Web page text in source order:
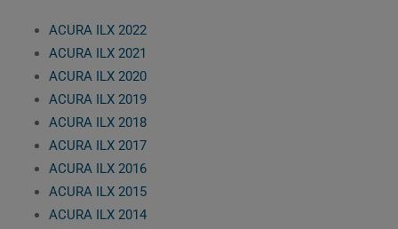
ACURA ILX 2022
ACURA ILX 2021
ACURA ILX 2020
ACURA ILX 2019
ACURA ILX 2018
ACURA ILX 2017
ACURA ILX 2016
ACURA ILX 2015
ACURA ILX 2014